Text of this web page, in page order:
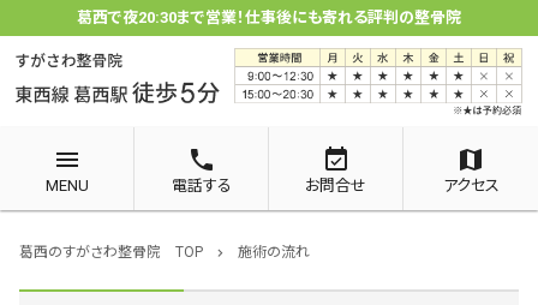
葛西で夜20:30まで営業！仕事後にも寄れる評判の整骨院
menu
MENU
phone
電話する
event_available
お問合せ
map
アクセス
葛西のすがさわ整骨院 TOP chevron_right 施術の流れ